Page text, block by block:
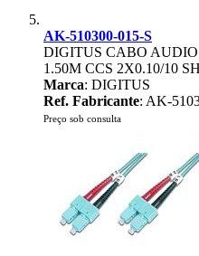
AK-510300-015-S
DIGITUS CABO
1.50M CCS 2X0.10/10
Marca: DIGITUS
Ref. Fabricante: AK-
Preço sob consulta